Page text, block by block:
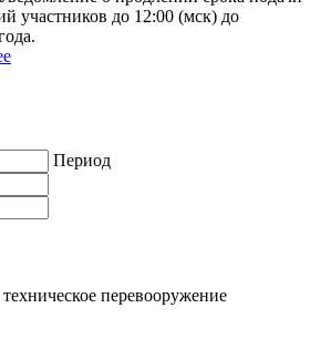
участников до 12:00 (мск) до
Период
перевооружение